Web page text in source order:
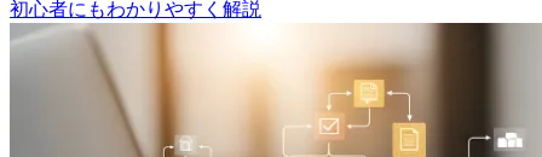
初心者にもわかりやすく解説